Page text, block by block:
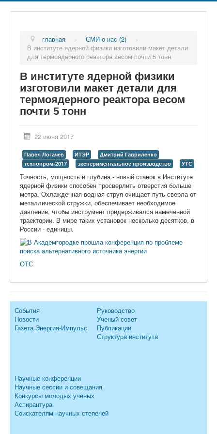
главная > СМИ о нас (2)
>
В институте ядерной физики изготовили макет детали
для термоядерного реактора весом почти 5 тонн
В институте ядерной физики
изготовили макет детали для
термоядерного реактора весом
почти 5 тонн
22 июня 2017
Павел Логачев ИТЭР
Дмитрий Гавриленко
технопром-2017
экспериментальное производство УТС
Точность, мощность и глубина - новый станок в Институте
ядерной физики способен просверлить отверстия больше
метра. Охлажденная водная струя очищает путь сверла от
металлической стружки, обеспечивает необходимое
давление, чтобы инструмент придерживался намеченной
траектории. В мире таких установок несколько десятков, в
России - единицы.
ОТС
События
Новости
Газета Энергия-Импульс
Руководство
Ученый совет
Публикации
Структура института
Научные конференции
Научные сессии и совещания
Конкурсы молодых ученых
Аспирантура
Соискателям научных степеней